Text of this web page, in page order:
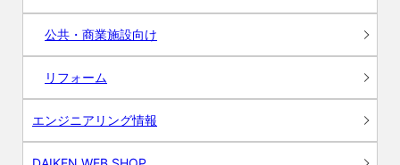
公共・商業施設向け
リフォーム
エンジニアリング情報